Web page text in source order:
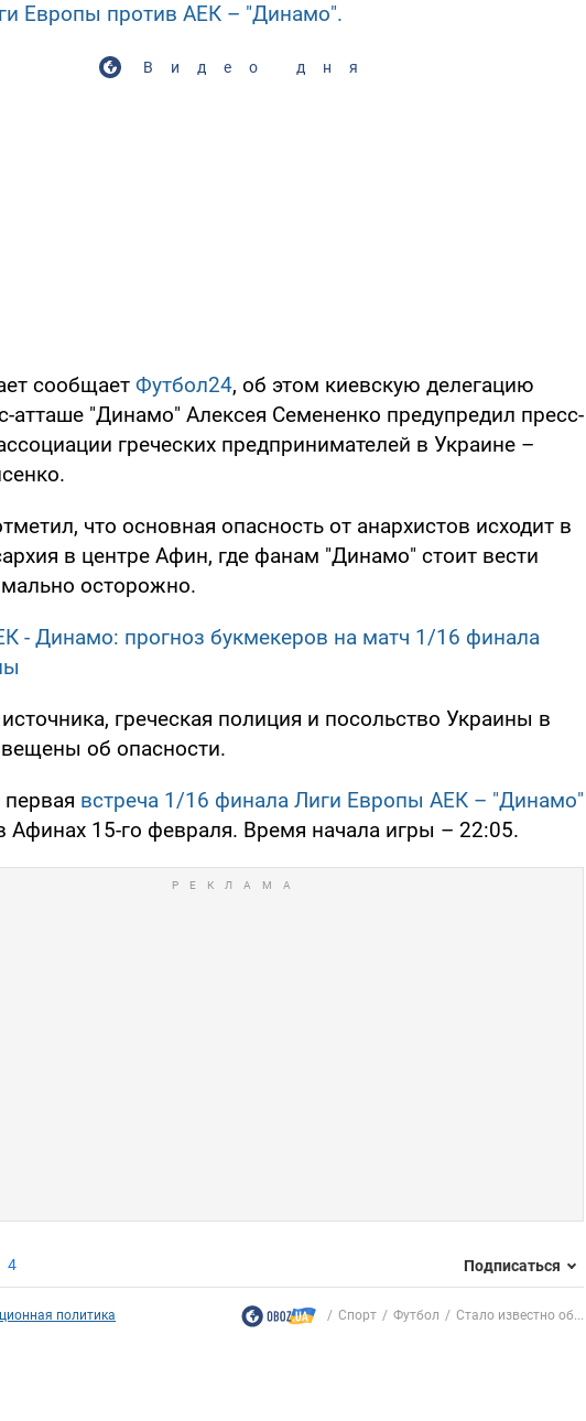
Европы против АЕК – "Динамо".
Видео дня
сообщает Футбол24, об этом киевскую делегацию
атташе "Динамо" Алексея Семененко предупредил пресс-
греческих предпринимателей в Украине –
что основная опасность от анархистов исходит в
в центре Афин, где фанам "Динамо" стоит вести
осторожно.
- Динамо: прогноз букмекеров на матч 1/16 финала
греческая полиция и посольство Украины в
об опасности.
встреча 1/16 финала Лиги Европы АЕК – "Динамо"
Афинах 15-го февраля. Время начала игры – 22:05.
4 Подписаться
политика Спорт Футбол Стало известно об...